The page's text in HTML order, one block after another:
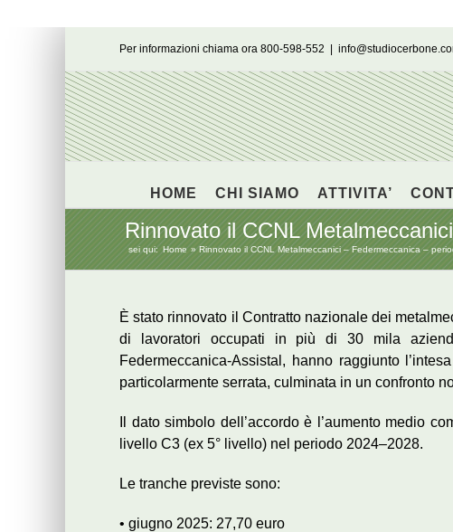
Per informazioni chiama ora 800-598-552
HOME CHI SIAMO ATTIVITA’
Rinnovato il CCNL
sei qui: Home Rinnovato il CCNL Metalmeccanici – Federmeccanica –
È stato rinnovato il Contratto nazionale dei
di lavoratori occupati in più di 30 mila
Federmeccanica-Assistal, hanno raggiunto
particolarmente serrata, culminata in un confronto
Il dato simbolo dell’accordo è l’aumento medio
livello C3 (ex 5° livello) nel periodo 2024–2028.
Le tranche previste sono:
• giugno 2025: 27,70 euro